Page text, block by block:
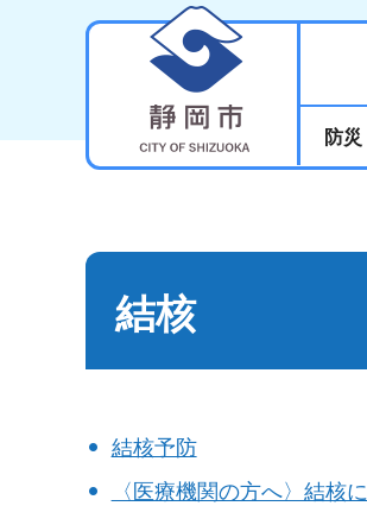
防
結核
結核予防
〈医療機関の方へ〉結核